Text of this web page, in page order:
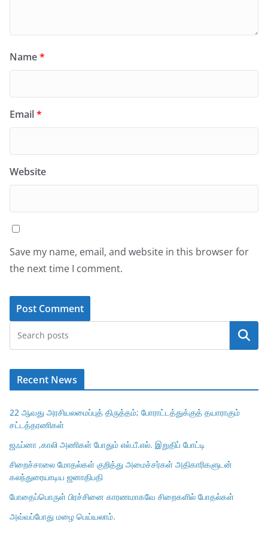
Name*
Email*
Website
Save my name, email, and website in this browser for
the next time I comment.
Search
Recent News
22 ஆவது அரசியலமைப்புத் திருத்தம்; போராட்டத்துக்குத் தயாராகும்
சட்டத்தரணிகள்
ஜஃப்னா ,காலி அணிகள் போதும் எல்.பீ.எல். இறுதிப் போட்டி
சிறைச்சாலை மோதல்கள் குறித்து அமைச்சர்கள் அதிகாரிகளுடன்
கலந்துரையாடிய ஜனாதிபதி
போதைப்பொருள் பிரச்சினை காரணமாகவே சிறைகளில் போதல்கள்
அவ்வப்போது மழை பெய்யலாம்.